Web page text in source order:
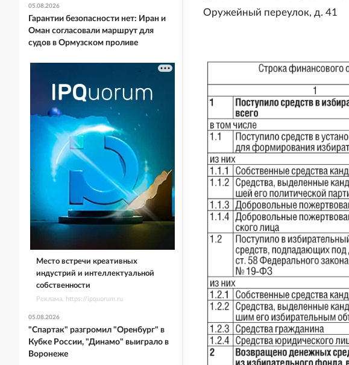
Оружейный переулок, д. 41
05.08.2026
Гарантии безопасности нет: Иран и
Оман согласовали маршрут для
судов в Ормузском проливе
Место встречи креативных
индустрий и интеллектуальной
собственности
Реклама. https://ipquorum.ru
05.08.2026
"Спартак" разгромил "Оренбург" в
Кубке России, "Динамо" выиграло в
Воронеже